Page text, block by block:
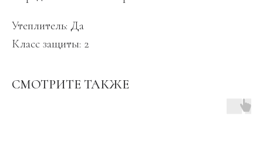
Утеплитель: Да
Класс защиты: 2
СМОТРИТЕ ТАКЖЕ